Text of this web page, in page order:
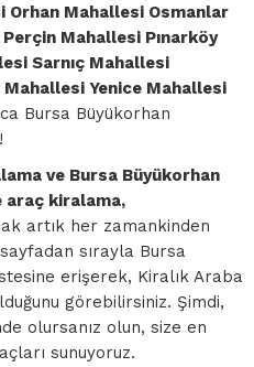
Orhan Mahallesi Osmanlar
Mahallesi Pınarköy
Sarnıç Mahallesi
Yenice Mahallesi
Bursa Büyükorhan
ve Bursa Büyükorhan
araç kiralama,
artık her zamankinden
sırayla Bursa
erişerek, Kiralık Araba
görebilirsiniz. Şimdi,
olursanız olun, size en
sunuyoruz.